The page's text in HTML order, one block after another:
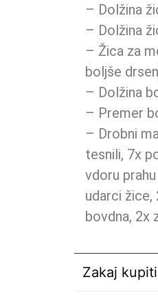
– Dolžina
– Dolžina
– Žica za
boljše
– Dolžina
– Premer
– Drobni
tesnili, 7x
vdoru
udarci žice,
bovdna, 2x
Zakaj